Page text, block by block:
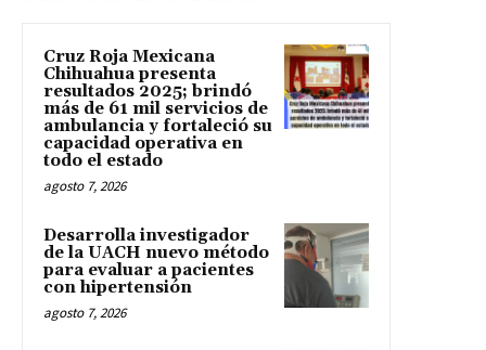
Cruz Roja Mexicana
Chihuahua presenta
resultados 2025; brindó
más de 61 mil servicios de
ambulancia y fortaleció su
capacidad operativa en
todo el estado
agosto 7, 2026
Desarrolla investigador
de la UACH nuevo método
para evaluar a pacientes
con hipertensión
agosto 7, 2026